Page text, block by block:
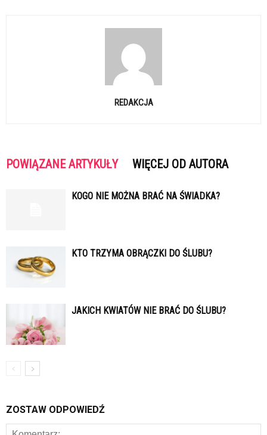
REDAKCJA
POWIĄZANE ARTYKUŁY WIĘCEJ OD AUTORA
KOGO NIE MOŻNA BRAĆ NA ŚWIADKA?
KTO TRZYMA OBRĄCZKI DO ŚLUBU?
JAKICH KWIATÓW NIE BRAĆ DO ŚLUBU?
ZOSTAW ODPOWIEDŹ